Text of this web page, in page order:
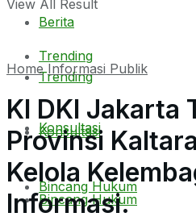
Trending
Konsultasi
Bincang Hukum
Berita
Trending
Konsultasi
Bincang Hukum
View All Result
Home Informasi Publik
KI DKI Jakarta
Provinsi
Kelola
Informasi.